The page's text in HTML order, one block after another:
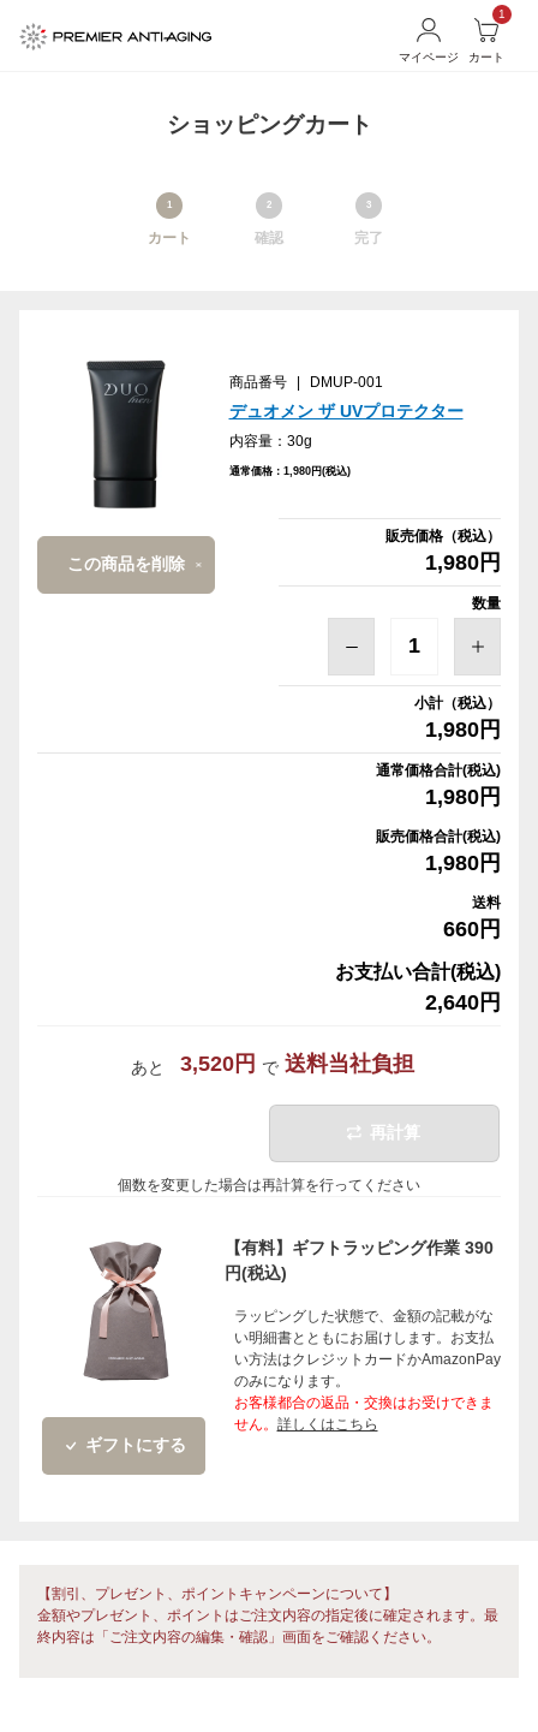
マイページ
1
カート
ショッピングカート
1
カート
2
確認
3
完了
商品番号 DMUP-001
デュオメン ザ UVプロテクター
内容量：30g
通常価格：1,980円(税込)
この商品を削除
販売価格（税込）
1,980円
数量
小計（税込）
1,980円
個数を変更した場合は再計算を行ってください
再計算
通常価格合計(税込)
1,980円
販売価格合計(税込)
1,980円
送料
660円
お支払い合計(税込)
2,640円
あと 3,520円 で 送料当社負担
ギフトにする
【有料】ギフトラッピング作業 390
円(税込)
ラッピングした状態で、金額の記載がな
い明細書とともにお届けします。お支払
い方法はクレジットカードかAmazonPay
のみになります。
お客様都合の返品・交換はお受けできま
せん。 詳しくはこちら
【割引、プレゼント、ポイントキャンペーンについて】
金額やプレゼント、ポイントはご注文内容の指定後に確定されます。最
終内容は「ご注文内容の編集・確認」画面をご確認ください。